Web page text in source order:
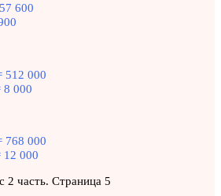
600
512 000
8 000
768 000
12 000